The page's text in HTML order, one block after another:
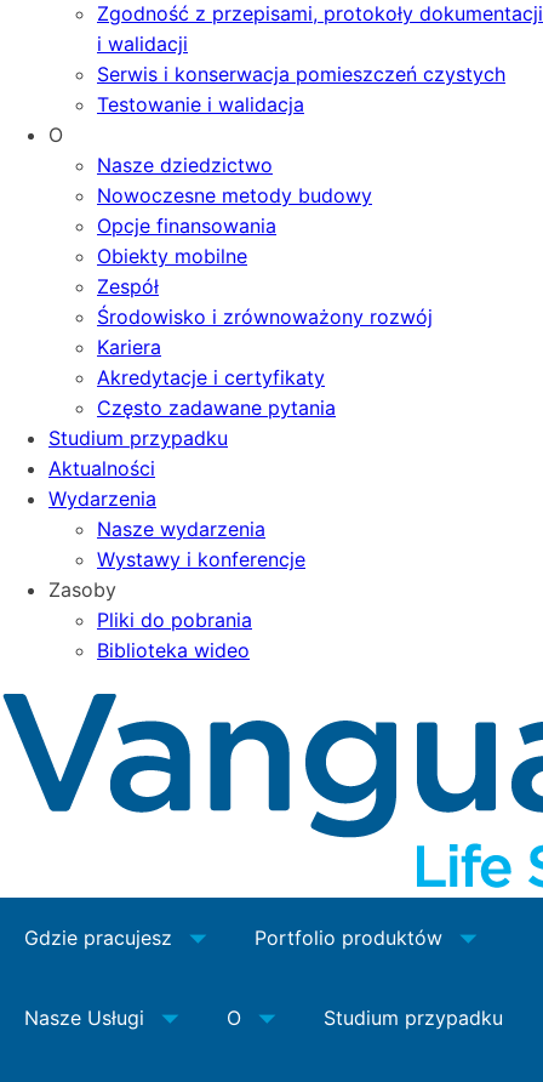
Zgodność z przepisami, protokoły dokumentacji
i walidacji
Serwis i konserwacja pomieszczeń czystych
Testowanie i walidacja
O
Nasze dziedzictwo
Nowoczesne metody budowy
Opcje finansowania
Obiekty mobilne
Zespół
Środowisko i zrównoważony rozwój
Kariera
Akredytacje i certyfikaty
Często zadawane pytania
Studium przypadku
Aktualności
Wydarzenia
Nasze wydarzenia
Wystawy i konferencje
Zasoby
Pliki do pobrania
Biblioteka wideo
Gdzie pracujesz Portfolio produktów
Nasze Usługi O Studium przypadku